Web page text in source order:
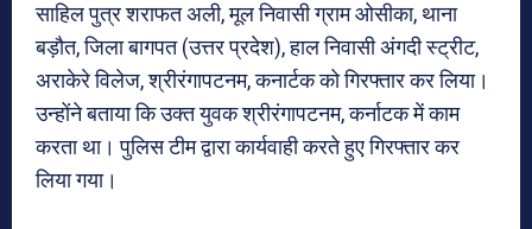
साहिल पुत्र शराफत अली, मूल निवासी ग्राम ओसीका, थाना
बड़ौत, जिला बागपत (उत्तर प्रदेश), हाल निवासी अंगदी स्ट्रीट,
अराकेरे विलेज, श्रीरंगापटनम, कनार्टक को गिरफ्तार कर लिया।
उन्होंने बताया कि उक्त युवक श्रीरंगापटनम, कर्नाटक में काम
करता था। पुलिस टीम द्वारा कार्यवाही करते हुए गिरफ्तार कर
लिया गया।